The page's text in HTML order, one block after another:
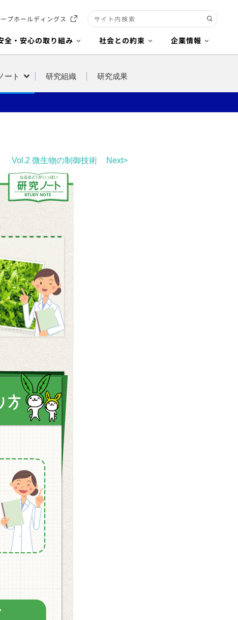
プホールディングス
検索キーワード入力
全・安心の取り組み 社会との約束 企業情報
ート 研究組織 研究成果
Next
Vol.2 微生物の制御技術